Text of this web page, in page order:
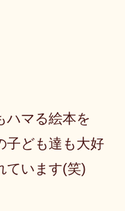
ハマる絵本を
子ども達も大好
ています(笑)